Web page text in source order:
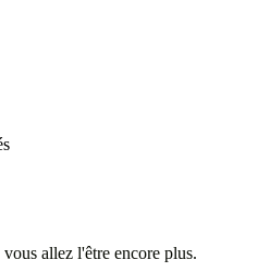
allez l'être encore plus.